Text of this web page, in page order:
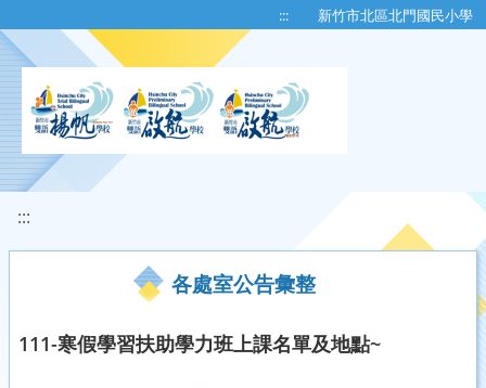
::: 新竹市北區北門國民小學
:::
各處室公告彙整
111-寒假學習扶助學力班上課名單及地點~